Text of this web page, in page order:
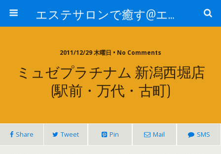
エステサロンで癒す@エステ～全国エステ情報
2011/12/29 木曜日 • No Comments
ミュゼプラチナム 新潟西堀店
(駅前・万代・古町)
Share Tweet Pin Mail SMS